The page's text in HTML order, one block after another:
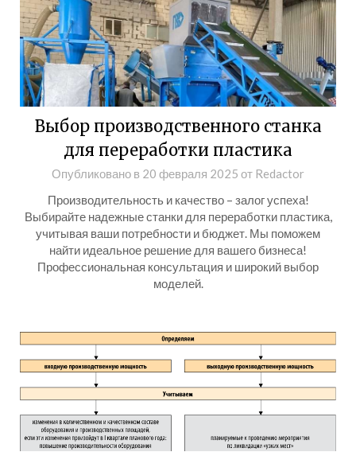
Выбор производственного станка
для переработки пластика
Опубликовано в 20 февраля 2025 от Redactor
Производительность и качество – залог успеха!
Выбирайте надежные станки для переработки пластика,
учитывая ваши потребности и бюджет. Мы поможем
найти идеальное решение для вашего бизнеса!
Профессиональная консультация и широкий выбор
моделей.